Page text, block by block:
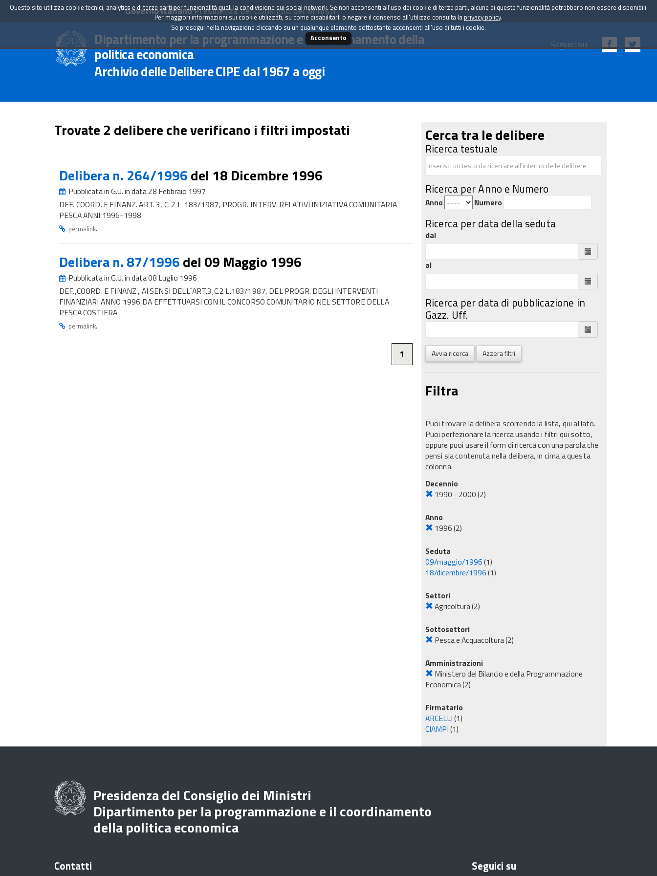
Governo ItalianoPresidenza del Consiglio dei Ministri
Dipartimento per la programmazione e il coordinamento della
politica economica
Archivio delle Delibere CIPE dal 1967 a oggi
Seguici su:
Trovate 2 delibere che verificano i filtri impostati
Delibera n. 264/1996del 18 Dicembre 1996
Pubblicata in G.U. in data 28 Febbraio 1997
DEF. COORD. E FINANZ. ART. 3, C. 2 L. 183/1987, PROGR. INTERV. RELATIVI INIZIATIVA COMUNITARIA
PESCA ANNI 1996-1998
permalink.
Delibera n. 87/1996del 09 Maggio 1996
Pubblicata in G.U. in data 08 Luglio 1996
DEF.,COORD. E FINANZ., AI SENSI DELL`ART.3,C.2 L.183/1987, DEL PROGR. DEGLI INTERVENTI
FINANZIARI ANNO 1996,DA EFFETTUARSI CON IL CONCORSO COMUNITARIO NEL SETTORE DELLA
PESCA COSTIERA
permalink.
1
Cerca tra le delibere
Ricerca testuale
Ricerca per Anno e Numero
Anno Numero
Ricerca per data della seduta
dal
al
Ricerca per data di pubblicazione in
Gazz. Uff.
Avvia ricerca Azzera filtri
Filtra
Puoi trovare la delibera scorrendo la lista, qui al lato.
Puoi perfezionare la ricerca usando i filtri qui sotto,
oppure puoi usare il form di ricerca con una parola che
pensi sia contenuta nella delibera, in cima a questa
colonna.
Decennio
1990 - 2000(2)
Anno
1996(2)
Seduta
09/maggio/1996(1)
18/dicembre/1996(1)
Settori
Agricoltura(2)
Sottosettori
Pesca e Acquacoltura(2)
Amministrazioni
Ministero del Bilancio e della Programmazione
Economica(2)
Firmatario
ARCELLI(1)
CIAMPI(1)
Questo sito utilizza cookie tecnici, analytics e di terze parti per funzionalità quali la condivisione sui social network. Se non acconsenti all'uso dei cookie di terze parti, alcune di queste funzionalità potrebbero non essere disponibili.
Per maggiori informazioni sui cookie utilizzati, su come disabilitarli o negare il consenso all'utilizzo consulta la privacy policy.
Se prosegui nella navigazione cliccando su un qualunque elemento sottostante acconsenti all'uso di tutti i cookie.
Acconsento
Presidenza del Consiglio dei Ministri
Dipartimento per la programmazione e il coordinamento
della politica economica
Contatti Seguici su